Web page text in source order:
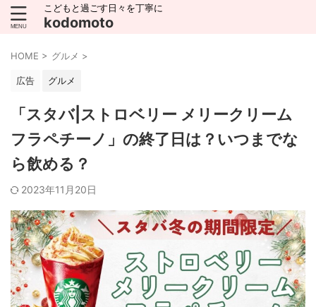
こどもと過ごす日々を丁寧に
kodomoto
HOME > グルメ >
広告 グルメ
「スタバ|ストロベリー メリークリーム
フラペチーノ」の終了日は？いつまでな
ら飲める？
2023年11月20日